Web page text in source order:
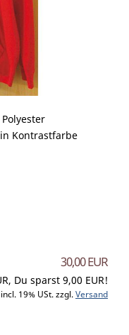
Kontrastfarbe
30,00 EUR
Du sparst 9,00 EUR!
incl. 19% USt. zzgl. Versand